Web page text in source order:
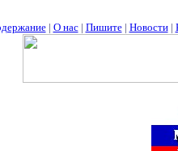
| О нас| Пишите| Новости|